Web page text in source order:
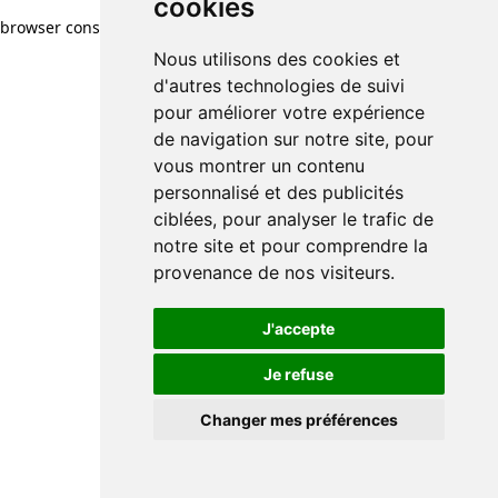
cookies
Nous utilisons des cookies et
d'autres technologies de suivi
pour améliorer votre expérience
de navigation sur notre site, pour
vous montrer un contenu
personnalisé et des publicités
ciblées, pour analyser le trafic de
notre site et pour comprendre la
provenance de nos visiteurs.
J'accepte
Je refuse
Changer mes préférences
browser console for more information)